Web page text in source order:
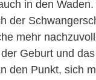
in den
der
mehr
Geburt und
den Punkt, sich